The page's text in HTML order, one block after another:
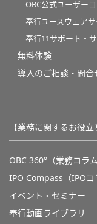
OBC公式ユーザー
奉行ユースウェアサ
奉行11サポート・
無料体験
導入のご相談・問合
【業務に関するお役立
OBC 360°（業務コラム
IPO Compass（IPOコ
イベント・セミナー
奉行動画ライブラリ